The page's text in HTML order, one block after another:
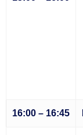
16:00 – 16:45